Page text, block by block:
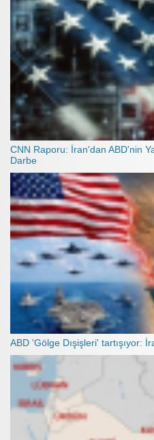
CNN Raporu: İran'dan ABD'nin
Darbe
ABD 'Gölge Dışişleri' tartışıyor: